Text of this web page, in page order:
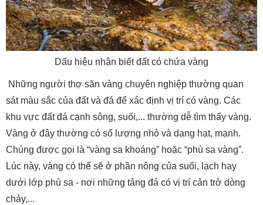
Dấu hiệu nhận biết đất có chứa vàng
Những người thợ săn vàng chuyên nghiệp thường quan
sát màu sắc của đất và đá để xác định vị trí có vàng. Các
khu vực đất đá cạnh sông, suối,... thường dễ tìm thấy vàng.
Vàng ở đây thường có số lượng nhỏ và dạng hạt, mạnh.
Chúng được gọi là “vàng sa khoáng” hoặc “phù sa vàng”.
Lúc này, vàng có thể sẽ ở phần nông của suối, lạch hay
dưới lớp phù sa - nơi những tảng đá có vị trí cản trở dòng
chảy,...